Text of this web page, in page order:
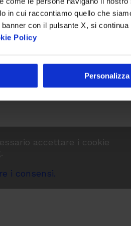
in cui raccontiamo quello che
con il pulsante X, si
Policy
Personalizza
elemento
elibertàdi
il wireframe statico
può prendere
accettare i cookie
i consensi.